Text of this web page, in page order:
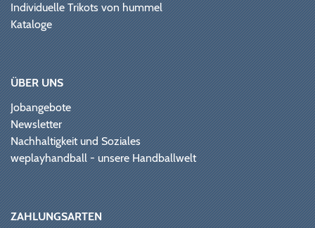
Individuelle Trikots von hummel
Kataloge
ÜBER UNS
Jobangebote
Newsletter
Nachhaltigkeit und Soziales
weplayhandball - unsere Handballwelt
ZAHLUNGSARTEN